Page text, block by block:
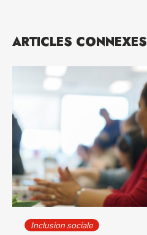
ARTICLES CONNEXES
Inclusion sociale